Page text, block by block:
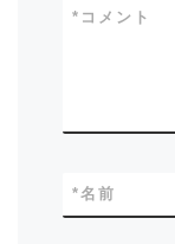
コメント
*
名前
*